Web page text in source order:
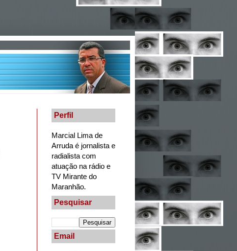
Perfil
Marcial Lima de
Arruda é jornalista e
radialista com
atuação na rádio e
TV Mirante do
Maranhão.
Pesquisar
Email